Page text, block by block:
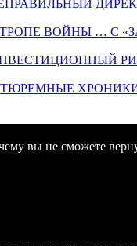
ВОЙНЫ … С
ТЮРЕМНЫЕ
вы не сможете